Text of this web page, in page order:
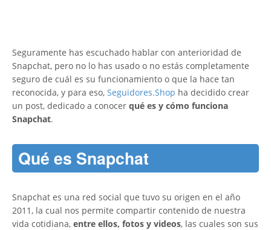
Seguramente has escuchado hablar con anterioridad de
Snapchat, pero no lo has usado o no estás completamente
seguro de cuál es su funcionamiento o que la hace tan
reconocida, y para eso, Seguidores.Shop ha decidido crear
un post, dedicado a conocer qué es y cómo funciona
Snapchat.
Qué es Snapchat
Snapchat es una red social que tuvo su origen en el año
2011, la cual nos permite compartir contenido de nuestra
vida cotidiana, entre ellos, fotos y videos, las cuales son sus